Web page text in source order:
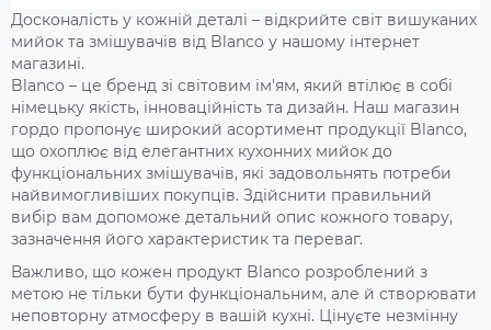
Досконалість у кожній деталі – відкрийте світ вишуканих
мийок та змішувачів від Blanco у нашому інтернет
магазині.
Blanco – це бренд зі світовим ім'ям, який втілює в собі
німецьку якість, інноваційність та дизайн. Наш магазин
гордо пропонує широкий асортимент продукції Blanco,
що охоплює від елегантних кухонних мийок до
функціональних змішувачів, які задовольнять потреби
найвимогливіших покупців. Здійснити правильний
вибір вам допоможе детальний опис кожного товару,
зазначення його характеристик та переваг.
Важливо, що кожен продукт Blanco розроблений з
метою не тільки бути функціональним, але й створювати
неповторну атмосферу в вашій кухні. Цінуєте незмінну